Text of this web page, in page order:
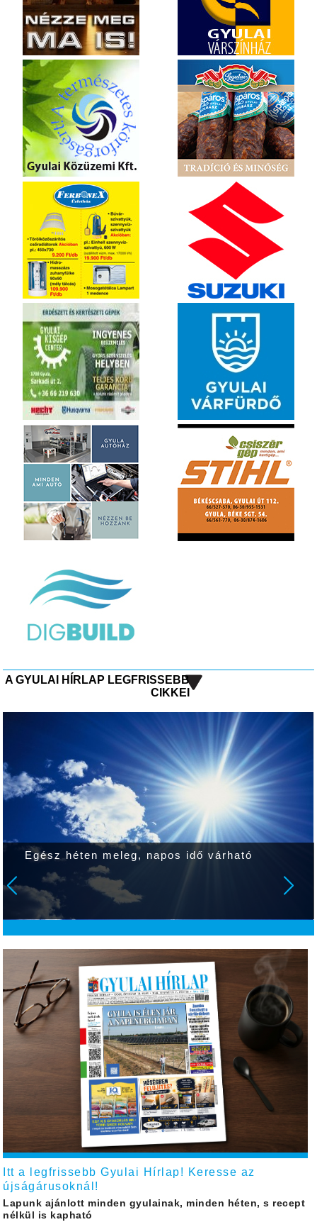
A GYULAI HÍRLAP LEGFRISSEBB
CIKKEI
Egész héten meleg, napos idő várható
Itt a legfrissebb Gyulai Hírlap! Keresse az
újságárusoknál!
Lapunk ajánlott minden gyulainak, minden héten, s recept
nélkül is kapható